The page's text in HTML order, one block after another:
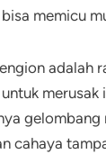
memicu
adalah
merusak
cahaya